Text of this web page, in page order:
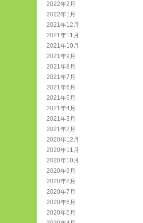
2022年2月
2022年1月
2021年12月
2021年11月
2021年10月
2021年9月
2021年8月
2021年7月
2021年6月
2021年5月
2021年4月
2021年3月
2021年2月
2020年12月
2020年11月
2020年10月
2020年9月
2020年8月
2020年7月
2020年6月
2020年5月